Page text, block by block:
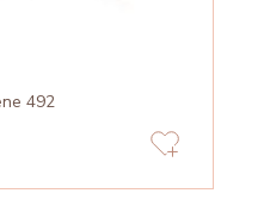
492